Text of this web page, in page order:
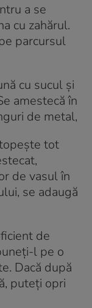
a se
cu zahărul.
parcursul
cu sucul și
amestecă în
de metal,
tot
de vasul în
se adaugă
de
l pe o
Dacă după
puteți opri